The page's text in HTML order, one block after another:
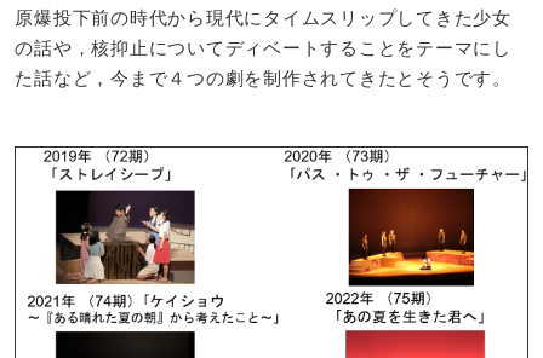
原爆投下前の時代から現代にタイムスリップしてきた少女
の話や，核抑止についてディベートすることをテーマにし
た話など，今まで４つの劇を制作されてきたとそうです。